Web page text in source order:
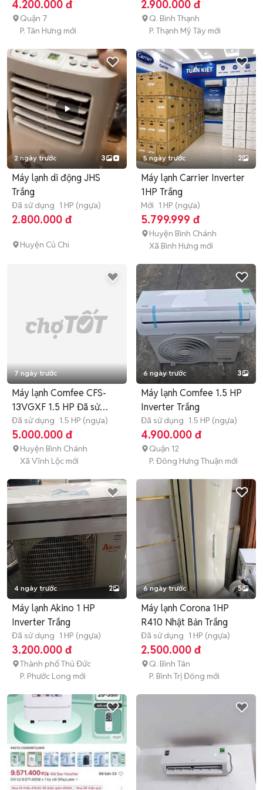
4.200.000 đ
Quận 7
P. Tân Hưng mới
2.900.000 đ
Q. Bình Thạnh
P. Thạnh Mỹ Tây mới
2 ngày trước 3
Máy lạnh di động JHS
Trắng
Đã sử dụng 1 HP (ngựa)
2.800.000 đ
Huyện Củ Chi
5 ngày trước 2
Máy lạnh Carrier Inverter
1HP Trắng
Mới 1 HP (ngựa)
5.799.999 đ
Huyện Bình Chánh
Xã Bình Hưng mới
7 ngày trước
Máy lạnh Comfee CFS-
13VGXF 1.5 HP Đã sử
dụng
Đã sử dụng 1.5 HP (ngựa)
5.000.000 đ
Huyện Bình Chánh
Xã Vĩnh Lộc mới
6 ngày trước 3
Máy lạnh Comfee 1.5 HP
Inverter Trắng
Đã sử dụng 1.5 HP (ngựa)
4.900.000 đ
Quận 12
P. Đông Hưng Thuận mới
4 ngày trước 2
Máy lạnh Akino 1 HP
Inverter Trắng
Đã sử dụng 1 HP (ngựa)
3.200.000 đ
Thành phố Thủ Đức
P. Phước Long mới
6 ngày trước 5
Máy lạnh Corona 1HP
R410 Nhật Bản Trắng
Đã sử dụng 1 HP (ngựa)
2.500.000 đ
Q. Bình Tân
P. Bình Trị Đông mới